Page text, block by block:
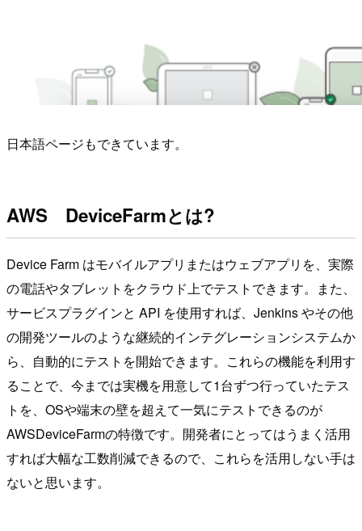
日本語ページもできています。
AWS DeviceFarmとは?
Device Farm はモバイルアプリまたはウェブアプリを、実際
の電話やタブレットをクラウド上でテストできます。また、
サービスプラグインと API を使用すれば、Jenkins やその他
の開発ツールのような継続的インテグレーションシステムか
ら、自動的にテストを開始できます。これらの機能を利用す
ることで、今までは実機を用意して1台ずつ行っていたテス
トを、OSや端末の壁を超えて一気にテストできるのが
AWSDeviceFarmの特徴です。開発者にとってはうまく活用
すれば大幅な工数削減できるので、これらを活用しない手は
ないと思います。